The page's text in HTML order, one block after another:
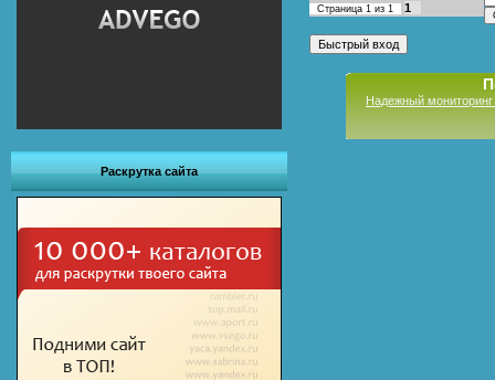
Раскрутка сайта
Страница 1 из 1 1
Надежный